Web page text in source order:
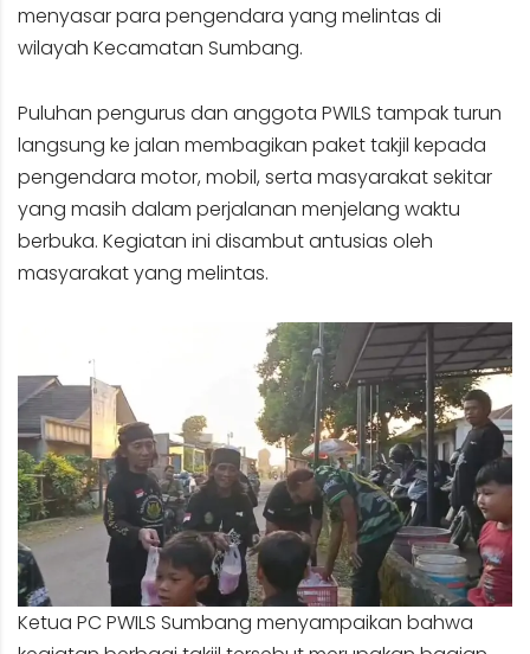
menyasar para pengendara yang melintas di
wilayah Kecamatan Sumbang.
Puluhan pengurus dan anggota PWILS tampak turun
langsung ke jalan membagikan paket takjil kepada
pengendara motor, mobil, serta masyarakat sekitar
yang masih dalam perjalanan menjelang waktu
berbuka. Kegiatan ini disambut antusias oleh
masyarakat yang melintas.
Ketua PC PWILS Sumbang menyampaikan bahwa